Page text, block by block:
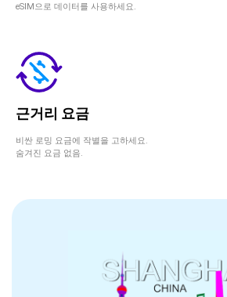
eSIM으로 데이터를 사용하세요.
근거리 요금
비싼 로밍 요금에 작별을 고하세요.
숨겨진 요금 없음.